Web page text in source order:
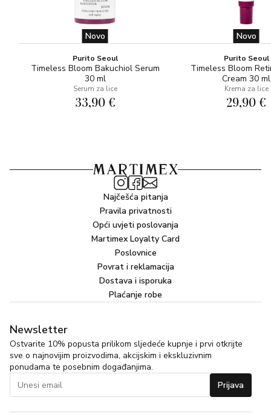
Novo
Purito Seoul
Timeless Bloom Bakuchiol Serum
30 ml
Serum za lice
33,90 €
Novo
Purito Seoul
Timeless Bloom
Cream 30 ml
Krema za lice
29,90 €
Najčešća pitanja
Pravila privatnosti
Opći uvjeti poslovanja
Martimex Loyalty Card
Poslovnice
Povrat i reklamacija
Dostava i isporuka
Plaćanje robe
Newsletter
Ostvarite 10% popusta prilikom sljedeće kupnje i prvi otkrijte
sve o najnovijim proizvodima, akcijskim i ekskluzivnim
ponudama te posebnim događanjima.
Prijava